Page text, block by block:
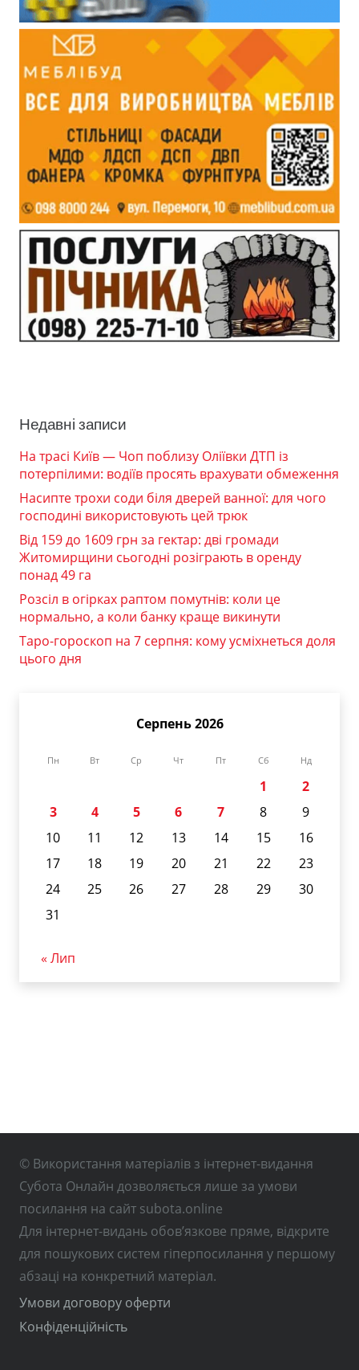
Недавні записи
На трасі Київ — Чоп поблизу Оліївки ДТП із
потерпілими: водіїв просять врахувати обмеження
Насипте трохи соди біля дверей ванної: для чого
господині використовують цей трюк
Від 159 до 1609 грн за гектар: дві громади
Житомирщини сьогодні розіграють в оренду
понад 49 га
Розсіл в огірках раптом помутнів: коли це
нормально, а коли банку краще викинути
Таро-гороскоп на 7 серпня: кому усміхнеться доля
цього дня
Серпень 2026
Пн Вт Ср Чт Пт Сб Нд
1
2
3
4 5 6 7 8
9
10
11 12 13 14 15
16
17
18 19 20 21 22
23
24
25 26 27 28 29
30
31
« Лип
© Використання матеріалів з інтернет-видання
Субота Онлайн дозволяється лише за умови
посилання на сайт subota.online
Для інтернет-видань обов’язкове пряме, відкрите
для пошукових систем гіперпосилання у першому
абзаці на конкретний матеріал.
Умови договору оферти
Конфіденційність